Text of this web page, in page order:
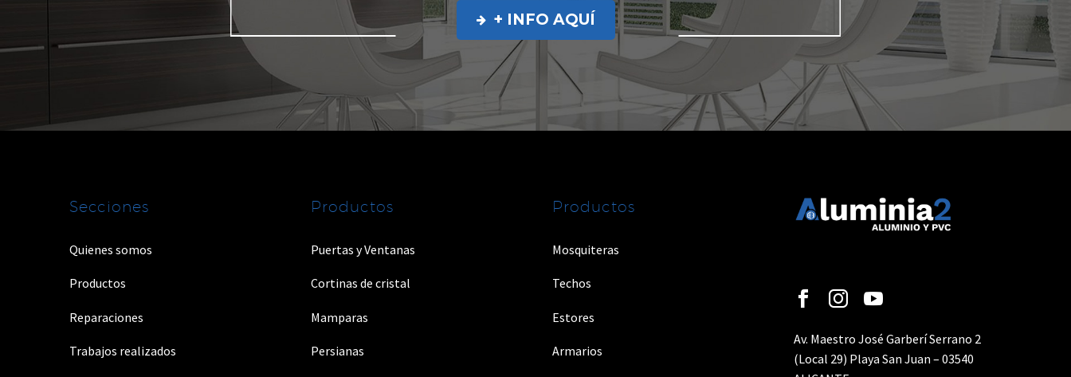
 + INFO AQUÍ
Secciones
Quienes somos
Productos
Reparaciones
Trabajos realizados
Productos
Puertas y Ventanas
Cortinas de cristal
Mamparas
Persianas
Productos
Mosquiteras
Techos
Estores
Armarios
Av. Maestro José Garberí Serrano 2
(Local 29) Playa San Juan – 03540